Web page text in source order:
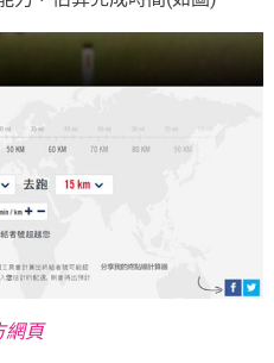
網頁